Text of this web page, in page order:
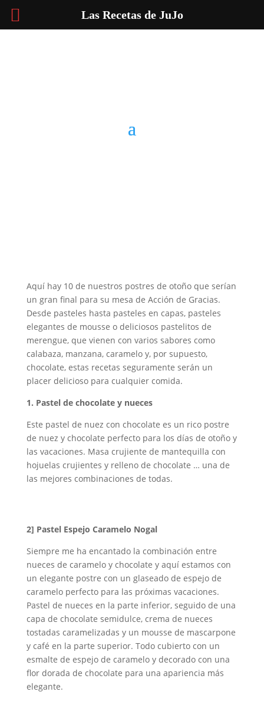
Aquí hay 10 de nuestros postres de otoño que serían
un gran final para su mesa de Acción de Gracias.
Desde pasteles hasta pasteles en capas, pasteles
elegantes de mousse o deliciosos pastelitos de
merengue, que vienen con varios sabores como
calabaza, manzana, caramelo y, por supuesto,
chocolate, estas recetas seguramente serán un
placer delicioso para cualquier comida.
1. Pastel de chocolate y nueces
Este pastel de nuez con chocolate es un rico postre
de nuez y chocolate perfecto para los días de otoño y
las vacaciones. Masa crujiente de mantequilla con
hojuelas crujientes y relleno de chocolate … una de
las mejores combinaciones de todas.
2] Pastel Espejo Caramelo Nogal
Siempre me ha encantado la combinación entre
nueces de caramelo y chocolate y aquí estamos con
un elegante postre con un glaseado de espejo de
caramelo perfecto para las próximas vacaciones.
Pastel de nueces en la parte inferior, seguido de una
capa de chocolate semidulce, crema de nueces
tostadas caramelizadas y un mousse de mascarpone
y café en la parte superior. Todo cubierto con un
esmalte de espejo de caramelo y decorado con una
flor dorada de chocolate para una apariencia más
elegante.
Las Recetas de JuJo